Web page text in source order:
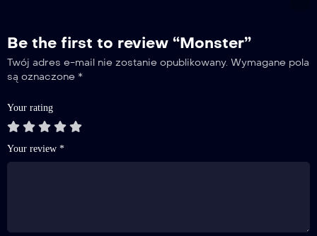
Odcinek 15
Be the first to review “Monster”
Twój adres e-mail nie zostanie opublikowany. Wymagane pola
są oznaczone *
Your rating
Your review *